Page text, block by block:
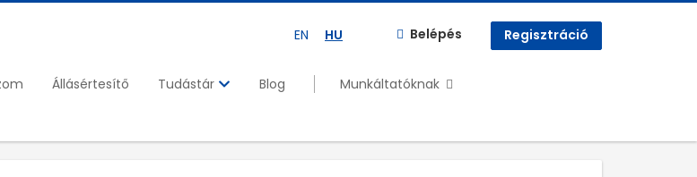
EN HU Belépés Regisztráció
Állásértesítő Tudástár Blog
Munkáltatóknak